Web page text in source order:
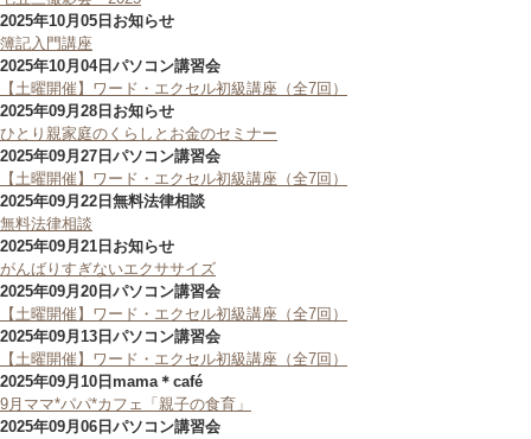
2025年10月05日 お知らせ
簿記入門講座
2025年10月04日 パソコン講習会
【土曜開催】ワード・エクセル初級講座（全7回）
2025年09月28日 お知らせ
ひとり親家庭のくらしとお金のセミナー
2025年09月27日 パソコン講習会
【土曜開催】ワード・エクセル初級講座（全7回）
2025年09月22日 無料法律相談
無料法律相談
2025年09月21日 お知らせ
がんばりすぎないエクササイズ
2025年09月20日 パソコン講習会
【土曜開催】ワード・エクセル初級講座（全7回）
2025年09月13日 パソコン講習会
【土曜開催】ワード・エクセル初級講座（全7回）
2025年09月10日 mama＊café
9月ママ*パパ*カフェ「親子の食育」
2025年09月06日 パソコン講習会